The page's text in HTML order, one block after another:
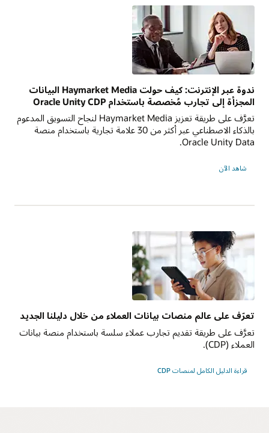
ندوة عبر الإنترنت: كيف حولت Haymarket Media البيانات
المجزأة إلى تجارب مُخصصة باستخدام Oracle Unity CDP
تعرَّف على طريقة تعزيز Haymarket Media لنجاح التسويق المدعوم
بالذكاء الاصطناعي عبر أكثر من 30 علامة تجارية باستخدام منصة
Oracle Unity Data.
شاهد الآن
تعرّف على عالم منصات بيانات العملاء من خلال دليلنا الجديد
تعرَّف على طريقة تقديم تجارب عملاء سلسة باستخدام منصة بيانات
العملاء (CDP).
قراءة الدليل الكامل لمنصات CDP